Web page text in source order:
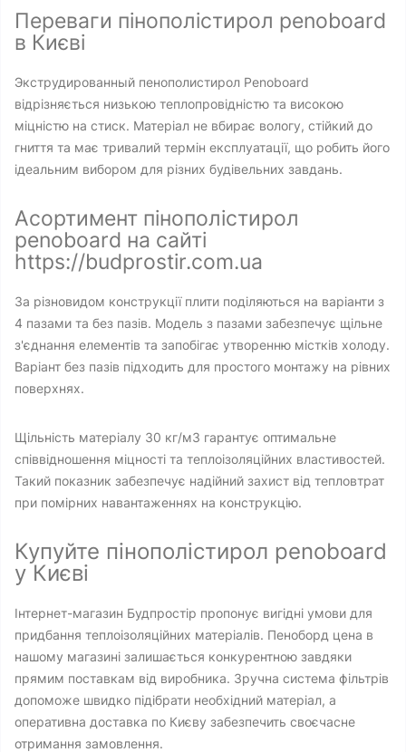
Переваги пінополістирол penoboard
в Києві
Экструдированный пенополистирол Penoboard
відрізняється низькою теплопровідністю та високою
міцністю на стиск. Матеріал не вбирає вологу, стійкий до
гниття та має тривалий термін експлуатації, що робить його
ідеальним вибором для різних будівельних завдань.
Асортимент пінополістирол
penoboard на сайті
https://budprostir.com.ua
За різновидом конструкції плити поділяються на варіанти з
4 пазами та без пазів. Модель з пазами забезпечує щільне
з'єднання елементів та запобігає утворенню містків холоду.
Варіант без пазів підходить для простого монтажу на рівних
поверхнях.
Щільність матеріалу 30 кг/м3 гарантує оптимальне
співвідношення міцності та теплоізоляційних властивостей.
Такий показник забезпечує надійний захист від тепловтрат
при помірних навантаженнях на конструкцію.
Купуйте пінополістирол penoboard
у Києві
Інтернет-магазин Будпростір пропонує вигідні умови для
придбання теплоізоляційних матеріалів. Пеноборд цена в
нашому магазині залишається конкурентною завдяки
прямим поставкам від виробника. Зручна система фільтрів
допоможе швидко підібрати необхідний матеріал, а
оперативна доставка по Києву забезпечить своєчасне
отримання замовлення.